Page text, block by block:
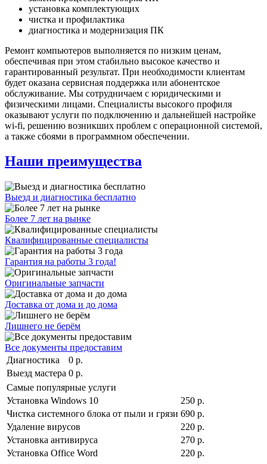
установка комплектующих
чистка и профилактика
диагностика и модернизация ПК
Ремонт компьютеров выполняется по низким ценам,
обеспечивая при этом стабильно высокое качество и
гарантированный результат. При необходимости клиентам
будет оказана сервисная поддержка или абонентское
обслуживание. Мы сотрудничаем с юридическими и
физическими лицами. Специалисты высокого профиля
оказывают услуги по подключению и дальнейшей настройке
wi-fi, решению возникших проблем с операционной системой,
а также сбоями в программном обеспечении.
Наши преимущества
Выезд и диагностика бесплатно
Более 7 лет на рынке
Квалифицированные специалисты
Гарантия на работы 3 года!
Оригинальные запчасти
Доставка от дома и до дома
Лишнего не берём
Все документы предоставим
Диагностика
0 р.
Выезд мастера 0 р.
Самые популярные услуги
Установка Windows 10
250 р.
Чистка системного блока от пыли и грязи 690 р.
Удаление вирусов
220 р.
Установка антивируса
270 р.
Установка Office Word
220 р.